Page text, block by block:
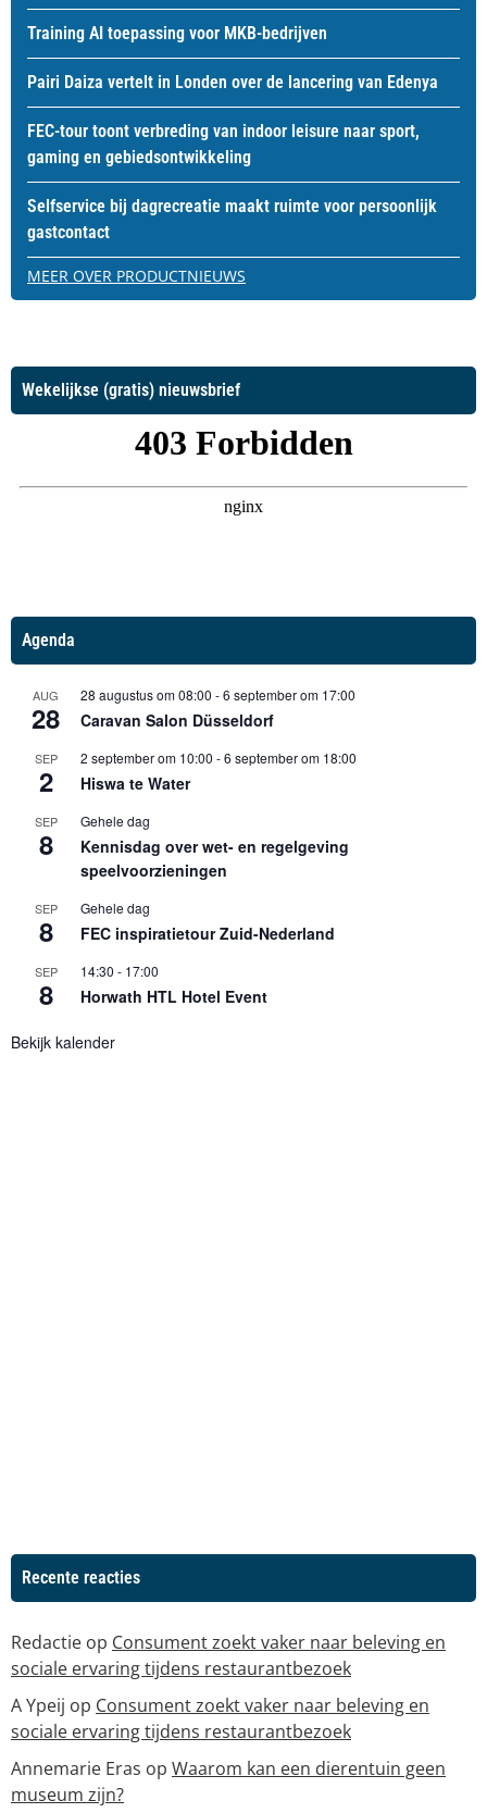
Training AI toepassing voor MKB-bedrijven
Pairi Daiza vertelt in Londen over de lancering van Edenya
FEC-tour toont verbreding van indoor leisure naar sport,
gaming en gebiedsontwikkeling
Selfservice bij dagrecreatie maakt ruimte voor persoonlijk
gastcontact
MEER OVER PRODUCTNIEUWS
Wekelijkse (gratis) nieuwsbrief
Agenda
AUG
28
28 augustus om 08:00 -6 september om 17:00
Caravan Salon Düsseldorf
SEP
2
2 september om 10:00 -6 september om 18:00
Hiswa te Water
SEP
8
Gehele dag
Kennisdag over wet- en regelgeving
speelvoorzieningen
SEP
8
Gehele dag
FEC inspiratietour Zuid-Nederland
SEP
8
14:30 - 17:00
Horwath HTL Hotel Event
Bekijk kalender
Recente reacties
Redactie op Consument zoekt vaker naar beleving en
sociale ervaring tijdens restaurantbezoek
A Ypeij op Consument zoekt vaker naar beleving en
sociale ervaring tijdens restaurantbezoek
Annemarie Eras op Waarom kan een dierentuin geen
museum zijn?